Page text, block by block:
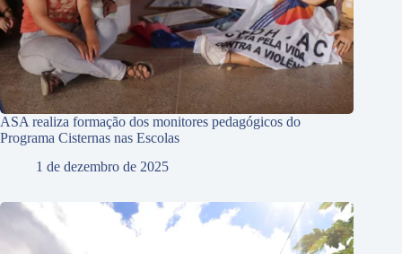
ASA realiza formação dos monitores pedagógicos do
Programa Cisternas nas Escolas
1 de dezembro de 2025